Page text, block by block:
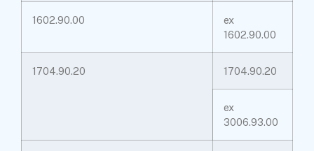
1602.90.00
ex
1602.90.00
1704.90.20 1704.90.20
ex
3006.93.00